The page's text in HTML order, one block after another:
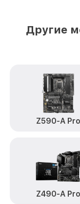
Другие
Z590-A Pro
Z490-A Pro